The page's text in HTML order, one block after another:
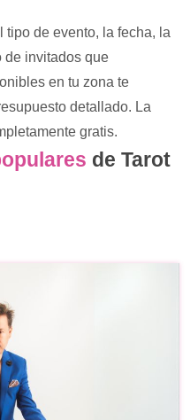
de evento, la fecha, la
de invitados que
en tu zona te
detallado. La
gratis.
de Tarot